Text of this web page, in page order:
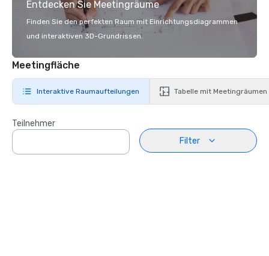
Entdecken Sie Meetingräume
Finden Sie den perfekten Raum mit Einrichtungsdiagrammen
und interaktiven 3D-Grundrissen.
Meetingfläche
Interaktive Raumaufteilungen Tabelle mit Meetingräumen
Teilnehmer
Filter